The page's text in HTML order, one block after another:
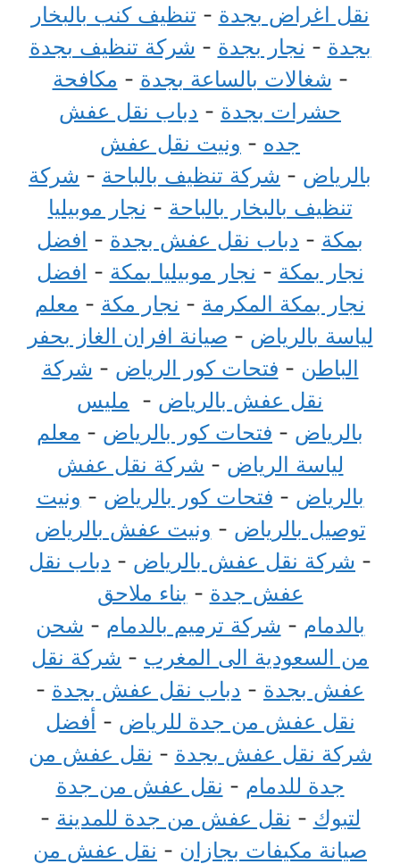
نقل اغراض بجدة - تنظيف كنب بالبخار
بجدة - نجار بجدة - شركة تنظيف بجدة
- شغالات بالساعة بجدة - مكافحة
حشرات بجدة - دباب نقل عفش
جده - ونيت نقل عفش
بالرياض - شركة تنظيف بالباحة - شركة
تنظيف بالبخار بالباحة - نجار موبيليا
بمكة - دباب نقل عفش بجدة - افضل
نجار بمكة - نجار موبيليا بمكة - افضل
نجار بمكة المكرمة - نجار مكة - معلم
لياسة بالرياض - صيانة افران الغاز بحفر
الباطن - فتحات كور الرياض - شركة
نقل عفش بالرياض - مليس
بالرياض - فتحات كور بالرياض - معلم
لياسة الرياض - شركة نقل عفش
بالرياض - فتحات كور بالرياض - ونيت
توصيل بالرياض - ونيت عفش بالرياض
- شركة نقل عفش بالرياض - دباب نقل
عفش جدة - بناء ملاحق
بالدمام - شركة ترميم بالدمام - شحن
من السعودية الى المغرب - شركة نقل
عفش بجدة - دباب نقل عفش بجدة -
نقل عفش من جدة للرياض - أفضل
شركة نقل عفش بجدة - نقل عفش من
جدة للدمام - نقل عفش من جدة
لتبوك - نقل عفش من جدة للمدينة -
صيانة مكيفات بجازان - نقل عفش من